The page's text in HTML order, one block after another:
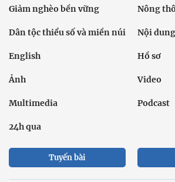
Giảm nghèo bền vững Nông
Dân tộc thiểu số và miền núi Nội
English Hồ sơ
Ảnh Video
Multimedia Podcast
24h qua
Tuyến bài